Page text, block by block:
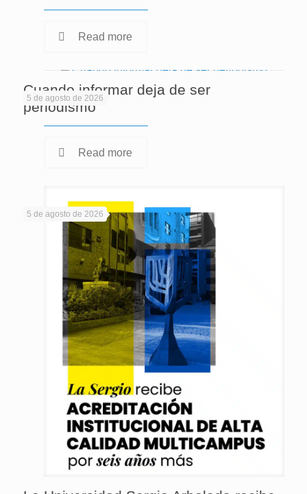
Read more
5 de agosto de 2026
Cuando informar deja de ser
periodismo
Read more
5 de agosto de 2026